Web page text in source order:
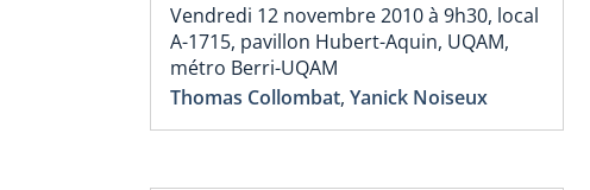
Vendredi 12 novembre 2010 à 9h30, local
A-1715, pavillon Hubert-Aquin, UQAM,
métro Berri-UQAM
Thomas Collombat, Yanick Noiseux